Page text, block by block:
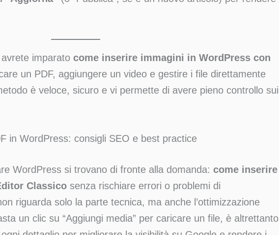
imparato come inserire immagini in WordPress con
un PDF, aggiungere un video e gestire i file direttamente
è veloce, sicuro e vi permette di avere pieno controllo sui
in WordPress: consigli SEO e best practice
WordPress si trovano di fronte alla domanda: come inserire
Classico senza rischiare errori o problemi di
riguarda solo la parte tecnica, ma anche l’ottimizzazione
un clic su “Aggiungi media” per caricare un file, è altrettanto